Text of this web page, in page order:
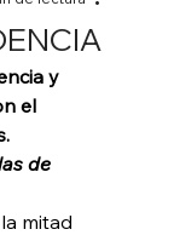
y
el
de
mitad